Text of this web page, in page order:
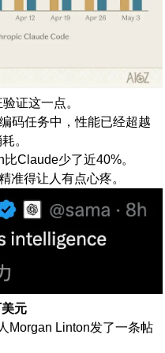
证这一点。
码任务中，性能已经超越
。
Claude少了近40%。
准得让人有点心疼。
元
Morgan Linton发了一条帖